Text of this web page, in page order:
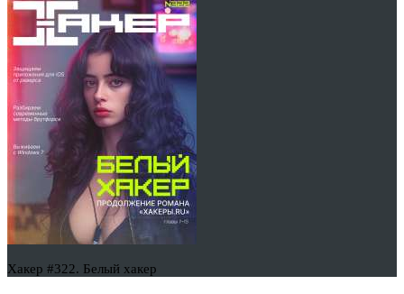
Хакер #322. Белый хакер